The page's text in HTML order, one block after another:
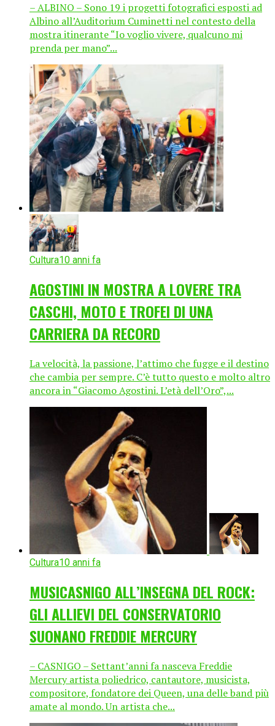
– ALBINO – Sono 19 i progetti fotografici esposti ad
Albino all’Auditorium Cuminetti nel contesto della
mostra itinerante “Io voglio vivere, qualcuno mi
prenda per mano”...
Cultura10 anni fa
AGOSTINI IN MOSTRA A LOVERE TRA
CASCHI, MOTO E TROFEI DI UNA
CARRIERA DA RECORD
La velocità, la passione, l’attimo che fugge e il destino
che cambia per sempre. C’è tutto questo e molto altro
ancora in “Giacomo Agostini. L’età dell’Oro”,...
Cultura10 anni fa
MUSICASNIGO ALL’INSEGNA DEL ROCK:
GLI ALLIEVI DEL CONSERVATORIO
SUONANO FREDDIE MERCURY
– CASNIGO – Settant’anni fa nasceva Freddie
Mercury artista poliedrico, cantautore, musicista,
compositore, fondatore dei Queen, una delle band più
amate al mondo. Un artista che...